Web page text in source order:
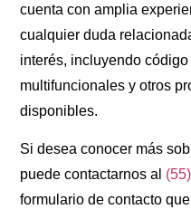
cuenta con amplia
cualquier duda
interés, incluyendo
multifuncionales y otros
disponibles.
Si desea conocer más
puede contactarnos al
formulario de contacto